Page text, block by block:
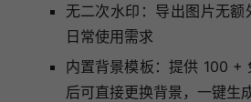
无二次水印：导出图片无额
日常使用需求
内置背景模板：提供 100 +
后可直接更换背景，一键生